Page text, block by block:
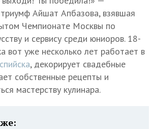
Айшат Апбазова, взявшая
Чемпионате Москвы по
и сервису среди юниоров. 18-
вот уже несколько лет работает в
, декорирует свадебные
собственные рецепты и
мастерству кулинара.